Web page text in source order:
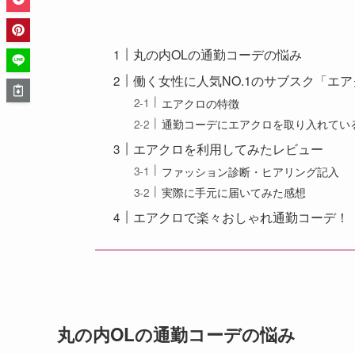
丸の内OLの通勤コーデの悩み
働く女性に人気NO.1のサブスク「エ
エアクロの特徴
通勤コーデにエアクロを取り入れてい
エアクロを利用してみたレビュー
ファッション診断・ヒアリング記入
実際に手元に届いてみた感想
エアクロで楽々おしゃれ通勤コーデ！
丸の内OLの通勤コーデの悩み